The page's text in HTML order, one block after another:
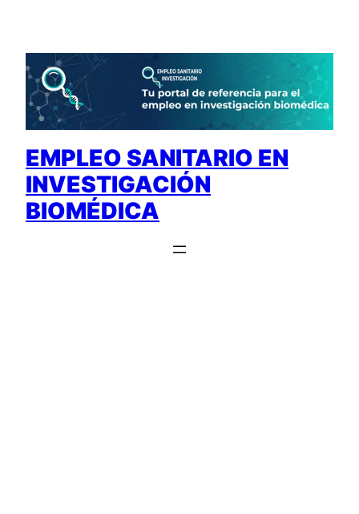
contenido
EMPLEO SANITARIO EN
INVESTIGACIÓN
BIOMÉDICA